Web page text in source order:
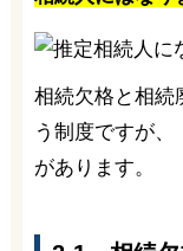
相続欠格と相続
う制度ですが
があります。